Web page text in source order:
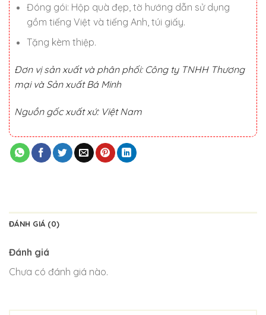
Đóng gói: Hộp quà đẹp, tờ hướng dẫn sử dụng
gồm tiếng Việt và tiếng Anh, túi giấy.
Tặng kèm thiệp.
Đơn vị sản xuất và phân phối: Công ty TNHH Thương
mại và Sản xuất Bá Minh
Nguồn gốc xuất xứ: Việt Nam
ĐÁNH GIÁ (0)
Đánh giá
Chưa có đánh giá nào.